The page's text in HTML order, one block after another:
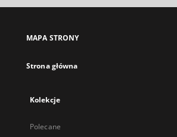
MAPA STRONY
Strona główna
Kolekcje
Polecane